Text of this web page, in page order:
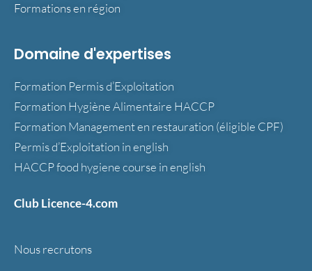
Formations en région
Domaine d'expertises
Formation Permis d’Exploitation
Formation Hygiène Alimentaire HACCP
Formation Management en restauration (éligible CPF)
Permis d’Exploitation in english
HACCP food hygiene course in english
Club Licence-4.com
Nous recrutons